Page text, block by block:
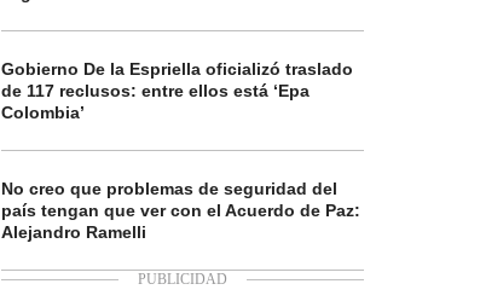
Gobierno De la Espriella oficializó traslado
de 117 reclusos: entre ellos está ‘Epa
Colombia’
No creo que problemas de seguridad del
país tengan que ver con el Acuerdo de Paz:
Alejandro Ramelli